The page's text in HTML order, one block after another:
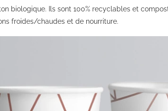
biologique. Ils sont 100% recyclables et
froides/chaudes et de nourriture.